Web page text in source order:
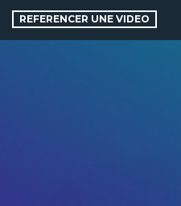
REFERENCER UNE VIDEO